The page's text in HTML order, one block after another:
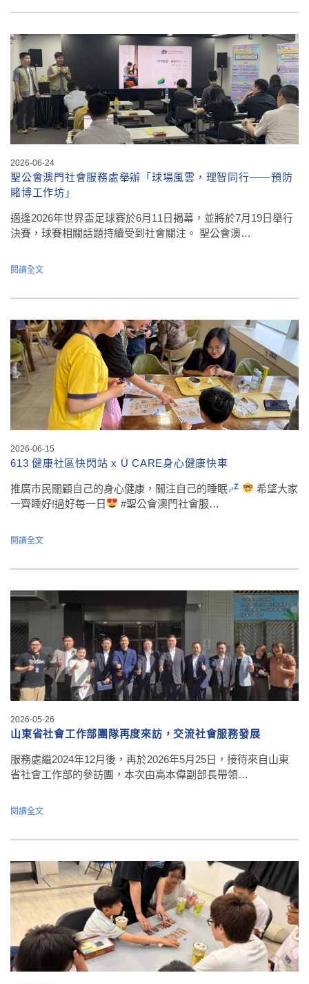
2026-06-24
聖公會澳門社會服務處舉辦「球場風雲，理智同行——預防
賭博工作坊」
適逢2026年世界盃足球賽於6月11日揭幕，並將於7月19日舉行
決賽，球賽相關話題持續受到社會關注。 聖公會澳…
閱讀全文
2026-06-15
613 健康社區快閃站 x Ü CARE身心健康快車
推廣市民關顧自己的身心健康，關注自己的睡眠
希望大家
一齊睡好!過好每一日
#聖公會澳門社會服…
閱讀全文
2026-05-26
山東省社會工作部團隊再度來訪，交流社會服務發展
服務處繼2024年12月後，再於2026年5月25日，接待來自山東
省社會工作部的參訪團，本次由高本偉副部長帶領…
閱讀全文